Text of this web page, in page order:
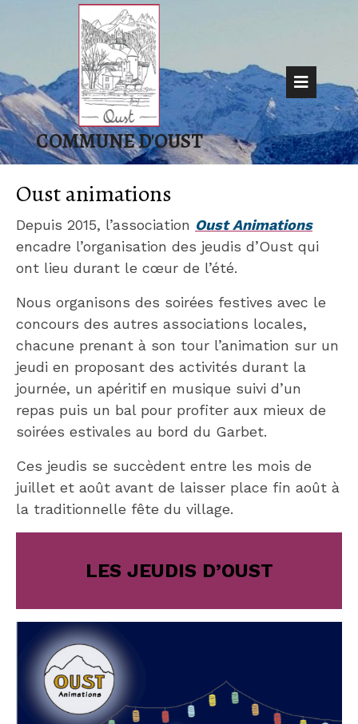
COMMUNE D'OUST
Oust animations
Depuis 2015, l’association Oust Animations
encadre l’organisation des jeudis d’Oust qui
ont lieu durant le cœur de l’été.
Nous organisons des soirées festives avec le
concours des autres associations locales,
chacune prenant à son tour l’animation sur un
jeudi en proposant des activités durant la
journée, un apéritif en musique suivi d’un
repas puis un bal pour profiter aux mieux de
soirées estivales au bord du Garbet.
Ces jeudis se succèdent entre les mois de
juillet et août avant de laisser place fin août à
la traditionnelle fête du village.
LES JEUDIS D’OUST